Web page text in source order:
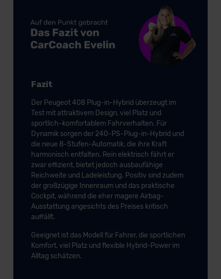
Fazit
Der Peugeot 408 Plug-in-Hybrid überzeugt im
Test mit attraktivem Design, viel Platz und
sportlich-komfortablem Fahrverhalten. Für
Dynamik sorgen der 240-PS-Plug-in-Hybrid und
die neue 8-Stufen-Automatik, die ihre Kraft
harmonisch entfalten. Rein elektrisch fährt er
zwar effizient, bietet jedoch ausbaufähige
Reichweite und Ladeleistung. Positiv sind zudem
der großzügige Innenraum und das praktische
Cockpit, während die eher magere Airbag-
Ausstattung angesichts des Preises kritisch
auffällt.
Geeignet ist das Modell für Fahrer, die sportlichen
Komfort, viel Platz und flexible Hybrid-Power im
Alltag schätzen.